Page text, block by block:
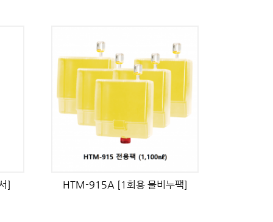
] HTM-915A [1회용 물비누팩]